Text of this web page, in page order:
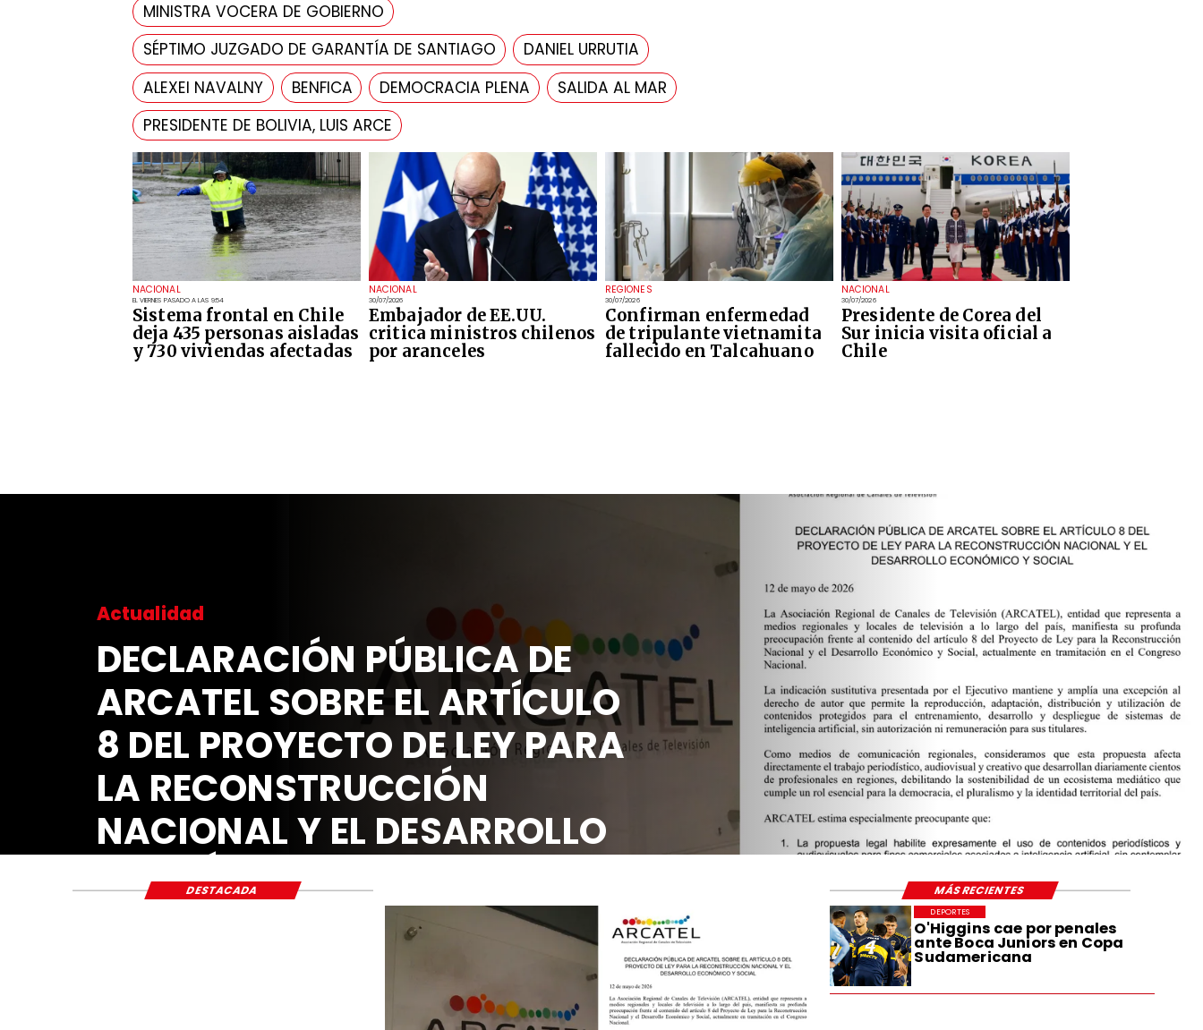
NACIONAL
EL VIERNES PASADO A LAS 9:54
Sistema frontal en Chile
deja 435 personas aisladas
y 730 viviendas afectadas
NACIONAL
30/07/2026
Embajador de EE.UU.
critica ministros chilenos
por aranceles
REGIONES
30/07/2026
Confirman enfermedad
de tripulante vietnamita
fallecido en Talcahuano
NACIONAL
30/07/2026
Presidente de Corea del
Sur inicia visita oficial a
Chile
MINISTRA VOCERA DE GOBIERNO
SÉPTIMO JUZGADO DE GARANTÍA DE SANTIAGO
DANIEL URRUTIA
ALEXEI NAVALNY
BENFICA DEMOCRACIA PLENA
SALIDA AL MAR
PRESIDENTE DE BOLIVIA, LUIS ARCE
Actualidad
DECLARACIÓN PÚBLICA DE
ARCATEL SOBRE EL ARTÍCULO
8 DEL PROYECTO DE LEY PARA
LA RECONSTRUCCIÓN
NACIONAL Y EL DESARROLLO
ECONÓMICO Y SOCIAL
O'Higgins cae por penales
ante Boca Juniors en Copa
Sudamericana
DEPORTES
DESTACADA MÁS RECIENTES